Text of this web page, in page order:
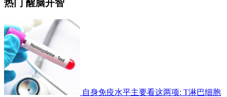
热门 醒脑开智
自身免疫水平主要看这两项: T淋巴细胞